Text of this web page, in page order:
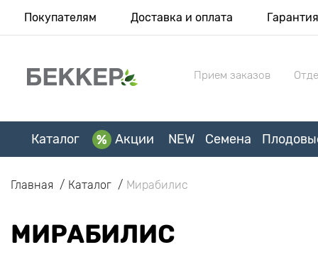
Покупателям Доставка и оплата Гарантия
Прием заказов
Каталог Акции NEW Семена
Главная Каталог Мирабилис
МИРАБИЛИС